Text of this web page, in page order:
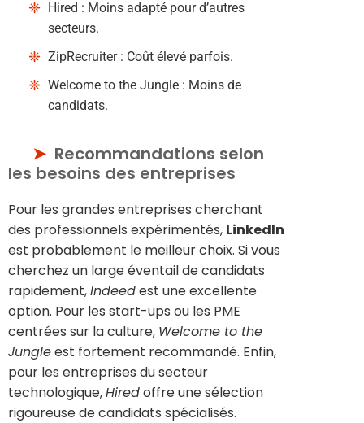
Hired : Moins adapté pour d’autres
secteurs.
ZipRecruiter : Coût élevé parfois.
Welcome to the Jungle : Moins de
candidats.
Recommandations selon
les besoins des entreprises
Pour les grandes entreprises cherchant
des professionnels expérimentés, LinkedIn
est probablement le meilleur choix. Si vous
cherchez un large éventail de candidats
rapidement,Indeedest une excellente
option. Pour les start-ups ou les PME
centrées sur la culture, Welcome to the
Jungleest fortement recommandé. Enfin,
pour les entreprises du secteur
technologique,Hiredoffre une sélection
rigoureuse de candidats spécialisés.